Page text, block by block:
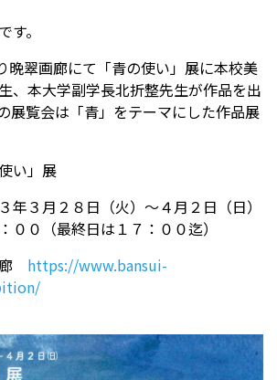
保護者の方へ
い
。
晩翠画廊にて「青の使い」展に本校美
、本大学副学長北折整先生が作品を出
展覧会は「青」をテーマにした作品展
い」展
月２８日（火）〜４月２日（日）
００（最終日は１７：００迄）
https://www.bansui-